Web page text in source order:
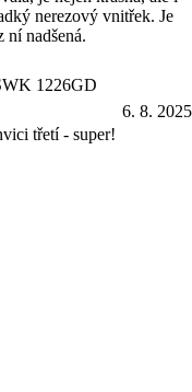
nerezový vnitřek. Je
ní nadšená.
1226GD
6. 8. 2025
třetí - super!